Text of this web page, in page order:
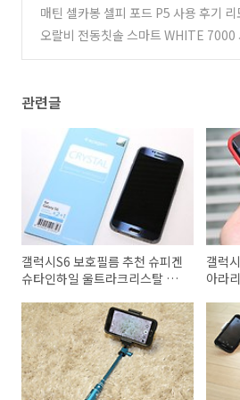
매틴 셀카봉 셀피 포드 P5 사용 후기
RH1
(2)
오랄비 전동칫솔 스마트 WHITE 7000
관련글
갤럭시S6 보호필름 추천 슈피겐
슈타인하일 울트라크리스탈 후
갤럭
아라